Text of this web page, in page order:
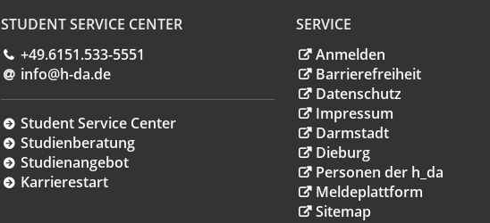
STUDENT SERVICE CENTER
+49.6151.533-5551
info@h-da.de
Student Service Center
Studienberatung
Studienangebot
Karrierestart
SERVICE
Anmelden
Barrierefreiheit
Datenschutz
Impressum
Darmstadt
Dieburg
Personen der h_da
Meldeplattform
Sitemap